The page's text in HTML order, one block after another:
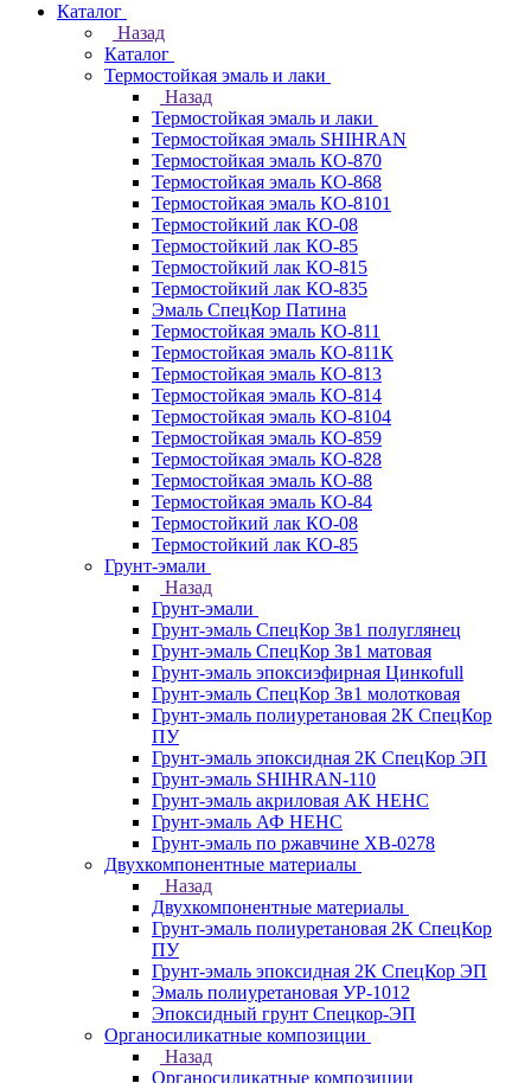
Каталог
Назад
Каталог
Термостойкая эмаль и лаки
Назад
Термостойкая эмаль и лаки
Термостойкая эмаль SHIHRAN
Термостойкая эмаль КО-870
Термостойкая эмаль КО-868
Термостойкая эмаль КО-8101
Термостойкий лак КО-08
Термостойкий лак КО-85
Термостойкий лак КО-815
Термостойкий лак КО-835
Эмаль СпецКор Патина
Термостойкая эмаль КО-811
Термостойкая эмаль КО-811К
Термостойкая эмаль КО-813
Термостойкая эмаль КО-814
Термостойкая эмаль КО-8104
Термостойкая эмаль КО-859
Термостойкая эмаль КО-828
Термостойкая эмаль КО-88
Термостойкая эмаль КО-84
Термостойкий лак КО-08
Термостойкий лак КО-85
Грунт-эмали
Назад
Грунт-эмали
Грунт-эмаль СпецКор 3в1 полуглянец
Грунт-эмаль СпецКор 3в1 матовая
Грунт-эмаль эпоксиэфирная Цинкоfull
Грунт-эмаль СпецКор 3в1 молотковая
Грунт-эмаль полиуретановая 2К СпецКор
ПУ
Грунт-эмаль эпоксидная 2К СпецКор ЭП
Грунт-эмаль SHIHRAN-110
Грунт-эмаль акриловая АК НЕНС
Грунт-эмаль АФ НЕНС
Грунт-эмаль по ржавчине ХВ-0278
Двухкомпонентные материалы
Назад
Двухкомпонентные материалы
Грунт-эмаль полиуретановая 2К СпецКор
ПУ
Грунт-эмаль эпоксидная 2К СпецКор ЭП
Эмаль полиуретановая УР-1012
Эпоксидный грунт Спецкор-ЭП
Органосиликатные композиции
Назад
Органосиликатные композиции